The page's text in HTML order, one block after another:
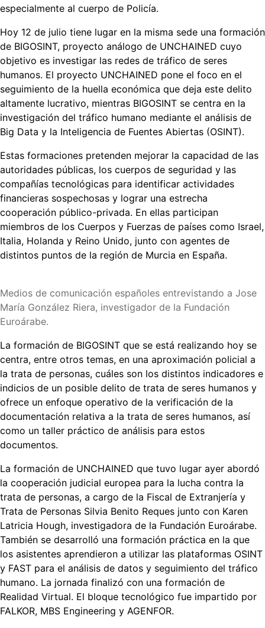
sobre
el
Tráfico
de
Seres
Humanos
en
el
de
los
proyectos
europeos
UNCHAINED
y
BIGOSINT
especialmente al cuerpo de Policía.
Hoy 12 de julio tiene lugar en la misma sede una formación
de BIGOSINT, proyecto análogo de UNCHAINED cuyo
objetivo es investigar las redes de tráfico de seres
humanos. El proyecto UNCHAINED pone el foco en el
seguimiento de la huella económica que deja este delito
altamente lucrativo, mientras BIGOSINT se centra en la
investigación del tráfico humano mediante el análisis de
Big Data y la Inteligencia de Fuentes Abiertas (OSINT).
Estas formaciones pretenden mejorar la capacidad de las
autoridades públicas, los cuerpos de seguridad y las
compañías tecnológicas para identificar actividades
financieras sospechosas y lograr una estrecha
cooperación público-privada. En ellas participan
miembros de los Cuerpos y Fuerzas de países como Israel,
Italia, Holanda y Reino Unido, junto con agentes de
distintos puntos de la región de Murcia en España.
Medios de comunicación españoles entrevistando a Jose
María González Riera, investigador de la Fundación
Euroárabe.
La formación de BIGOSINT que se está realizando hoy se
centra, entre otros temas, en una aproximación policial a
la trata de personas, cuáles son los distintos indicadores e
indicios de un posible delito de trata de seres humanos y
ofrece un enfoque operativo de la verificación de la
documentación relativa a la trata de seres humanos, así
como un taller práctico de análisis para estos
documentos.
La formación de UNCHAINED que tuvo lugar ayer abordó
la cooperación judicial europea para la lucha contra la
trata de personas, a cargo de la Fiscal de Extranjería y
Trata de Personas Silvia Benito Reques junto con Karen
Latricia Hough, investigadora de la Fundación Euroárabe.
También se desarrolló una formación práctica en la que
los asistentes aprendieron a utilizar las plataformas OSINT
y FAST para el análisis de datos y seguimiento del tráfico
humano. La jornada finalizó con una formación de
Realidad Virtual. El bloque tecnológico fue impartido por
FALKOR, MBS Engineering y AGENFOR.